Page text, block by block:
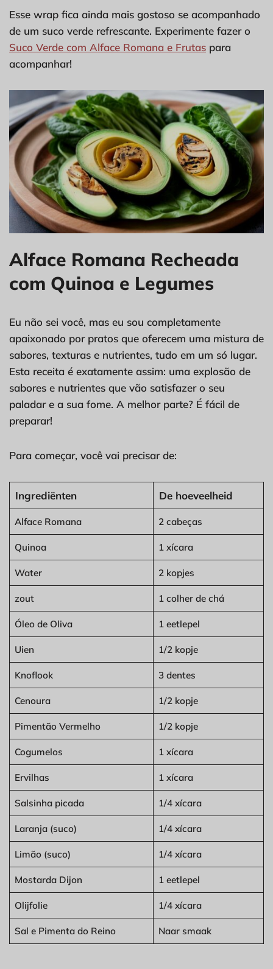
Esse wrap fica ainda mais gostoso se acompanhado
de um suco verde refrescante. Experimente fazer o
Suco Verde com Alface Romana e Frutas para
acompanhar!
Alface Romana Recheada
com Quinoa e Legumes
Eu não sei você, mas eu sou completamente
apaixonado por pratos que oferecem uma mistura de
sabores, texturas e nutrientes, tudo em um só lugar.
Esta receita é exatamente assim: uma explosão de
sabores e nutrientes que vão satisfazer o seu
paladar e a sua fome. A melhor parte? É fácil de
preparar!
Para começar, você vai precisar de:
Ingrediënten De hoeveelheid
Alface Romana 2 cabeças
Quinoa 1 xícara
Water 2 kopjes
zout 1 colher de chá
Óleo de Oliva 1 eetlepel
Uien 1/2 kopje
Knoflook 3 dentes
Cenoura 1/2 kopje
Pimentão Vermelho 1/2 kopje
Cogumelos 1 xícara
Ervilhas 1 xícara
Salsinha picada 1/4 xícara
Laranja (suco) 1/4 xícara
Limão (suco) 1/4 xícara
Mostarda Dijon 1 eetlepel
Olijfolie 1/4 xícara
Sal e Pimenta do Reino Naar smaak